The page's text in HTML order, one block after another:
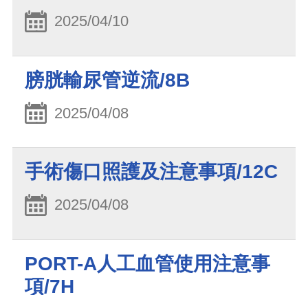
2025/04/10
膀胱輸尿管逆流/8B
2025/04/08
手術傷口照護及注意事項/12C
2025/04/08
PORT-A人工血管使用注意事
項/7H